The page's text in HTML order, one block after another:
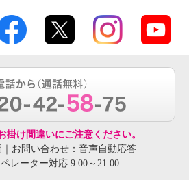
掛け間違いにご注意ください。
｜お問い合わせ：音声自動応答
レーター対応 9:00～21:00